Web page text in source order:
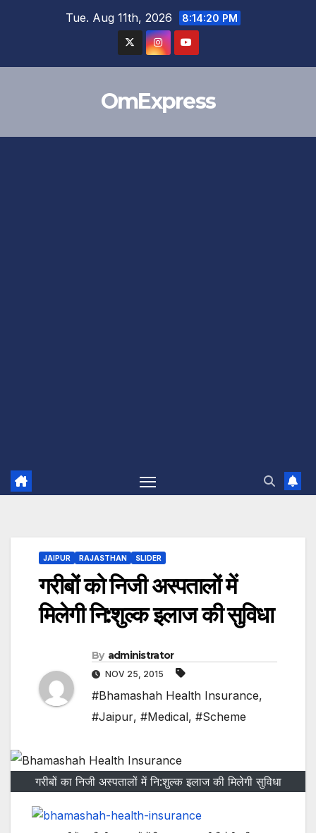
Tue. Aug 11th, 2026 8:14:21 PM
OmExpress
JAIPUR RAJASTHAN SLIDER
गरीबों को निजी अस्पतालों में
मिलेगी नि:शुल्क इलाज की सुविधा
By administrator
NOV 25, 2015
#Bhamashah Health Insurance,
#Jaipur, #Medical, #Scheme
गरीबों का निजी अस्पतालों में नि:शुल्क इलाज की मिलेगी सुविधा